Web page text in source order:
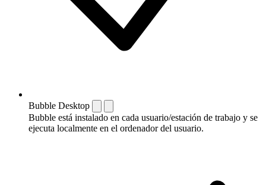
Bubble Desktop
Bubble está instalado en cada usuario/estación de trabajo y se
ejecuta localmente en el ordenador del usuario.